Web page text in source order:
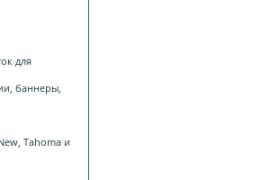
для
баннеры,
Tahoma и